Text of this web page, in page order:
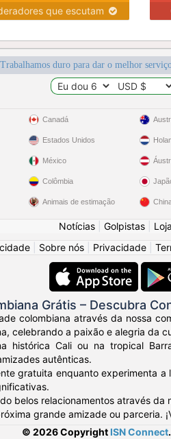
que escutam
Trabalhamos duro para dar o melhor
Canadá
Estados Unidos
México
Colômbia
Animais de estimação
Notícias Golpistas Loja
Sobre nós Privacidade
Grátis – Descubra
colombiana através da nossa
celebrando a paixão e alegria da
histórica Cali ou na tropical
autênticas.
gratuita enquanto experimenta
belos relacionamentos através da
grande amizade ou parceria.
© 2026 Copyright ISN Connect.